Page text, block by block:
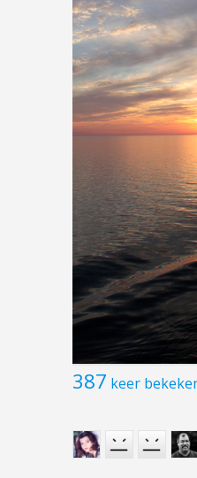
387 keer